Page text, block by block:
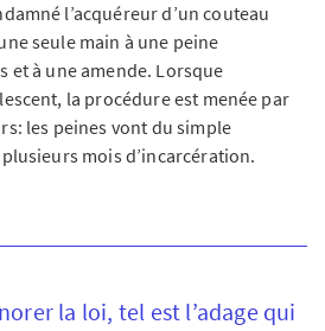
l’acquéreur d’un couteau
seule main à une peine
et à une amende. Lorsque
la procédure est menée par
les peines vont du simple
mois d’incarcération.
la loi, tel est l’adage qui